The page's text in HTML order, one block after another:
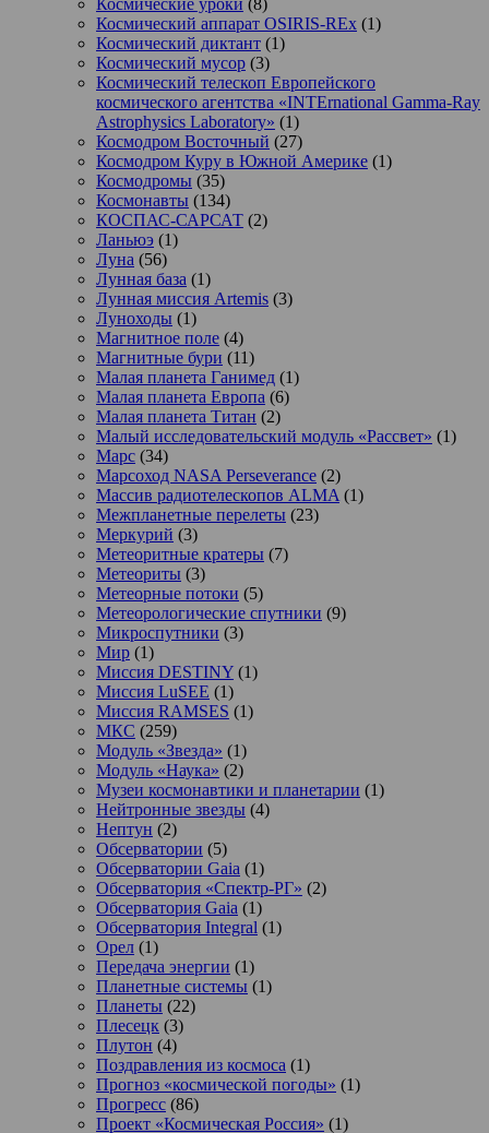
Космический аппарат OSIRIS-REx (1)
Космический диктант (1)
Космический мусор (3)
Космический телескоп Европейского
космического агентства «INTErnational Gamma-Ray
Astrophysics Laboratory» (1)
Космодром Восточный (27)
Космодром Куру в Южной Америке (1)
Космодромы (35)
Космонавты (134)
КОСПАС-САРСАТ (2)
Ланьюэ (1)
Луна (56)
Лунная база (1)
Лунная миссия Artemis (3)
Луноходы (1)
Магнитное поле (4)
Магнитные бури (11)
Малая планета Ганимед (1)
Малая планета Европа (6)
Малая планета Титан (2)
Малый исследовательский модуль «Рассвет» (1)
Марс (34)
Марсоход NASA Perseverance (2)
Массив радиотелескопов ALMA (1)
Межпланетные перелеты (23)
Меркурий (3)
Метеоритные кратеры (7)
Метеориты (3)
Метеорные потоки (5)
Метеорологические спутники (9)
Микроспутники (3)
Мир (1)
Миссия DESTINY (1)
Миссия LuSEE (1)
Миссия RAMSES (1)
МКС (259)
Модуль «Звезда» (1)
Модуль «Наука» (2)
Музеи космонавтики и планетарии (1)
Нейтронные звезды (4)
Нептун (2)
Обсерватории (5)
Обсерватории Gaia (1)
Обсерватория «Спектр-РГ» (2)
Обсерватория Gaia (1)
Обсерватория Integral (1)
Орел (1)
Передача энергии (1)
Планетные системы (1)
Планеты (22)
Плесецк (3)
Плутон (4)
Поздравления из космоса (1)
Прогноз «космической погоды» (1)
Прогресс (86)
Проект «Космическая Россия» (1)